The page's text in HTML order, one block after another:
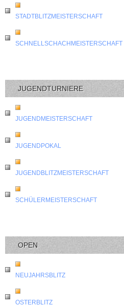
STADTBLITZMEISTERSCHAFT
SCHNELLSCHACHMEISTERSCHAFT
JUGENDTURNIERE
JUGENDMEISTERSCHAFT
JUGENDPOKAL
JUGENDBLITZMEISTERSCHAFT
SCHÜLERMEISTERSCHAFT
OPEN
NEUJAHRSBLITZ
OSTERBLITZ